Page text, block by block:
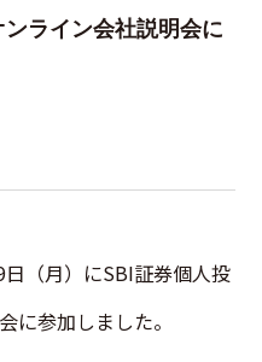
ライン会社説明会に
（月）にSBI証券個人投
に参加しました。